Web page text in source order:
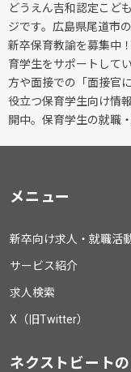
どうえん吉和認定こど
ジです。広島県尾道市
新卒保育教諭を募集中
育学生をサポートして
方や面接での「面接官
役立つ保育学生向け情
開中。保育学生の就職
メニュー
新卒向け求人・就職活
サービス紹介
求人検索
X（旧Twitter）
ネクストビート